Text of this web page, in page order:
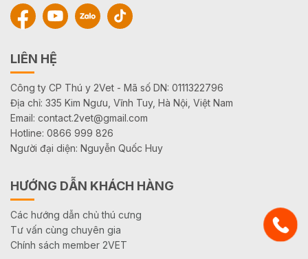
LIÊN HỆ
Công ty CP Thú y 2Vet - Mã số DN: 0111322796
Địa chỉ: 335 Kim Ngưu, Vĩnh Tuy, Hà Nội, Việt Nam
Email: contact.2vet@gmail.com
Hotline: 0866 999 826
Người đại diện: Nguyễn Quốc Huy
HƯỚNG DẪN KHÁCH HÀNG
Các hướng dẫn chủ thú cưng
Tư vấn cùng chuyên gia
Chính sách member 2VET